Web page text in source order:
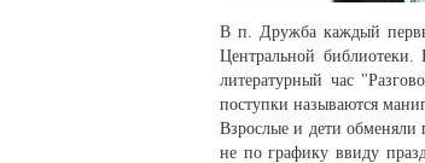
В п. Дружба каждый
Центральной библиотеки.
литературный час
поступки называются
Взрослые и дети обменяли
не по графику ввиду